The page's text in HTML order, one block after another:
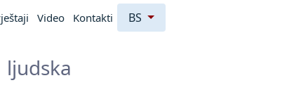
Video Kontakti BS
ljudska